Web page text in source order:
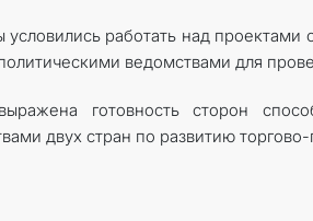
условились работать над
ведомствами для
готовность сторон
двух стран по развитию